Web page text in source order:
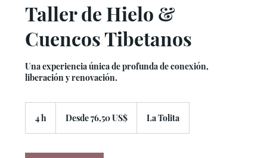
Taller de Hielo &
Cuencos Tibetanos
Una experiencia única de profunda de conexión,
liberación y renovación.
4 h
dólares
Desde 76,50 US$ La Tolita